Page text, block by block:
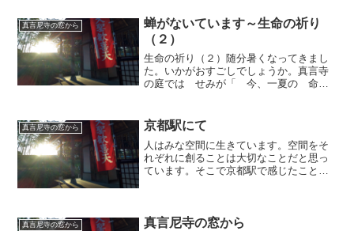
われていたようですが、古文...
真言尼寺の窓から
蝉がないています～生命の祈り
（２）
生命の祈り（２）随分暑くなってきまし
た。いかがおすごしでしょうか。真言寺
の庭では せみが「 今、一夏の 命
なご質問を寄せてこられた方のために
も、もう少し書くことにいたし...
真言尼寺の窓から 京都駅にて
人はみな空間に生きています。空間をそ
れぞれに創ることは大切なことだと思っ
ています。そこで京都駅で感じたことを
てきています。確かにグロ...
真言尼寺の窓から 真言尼寺の窓から